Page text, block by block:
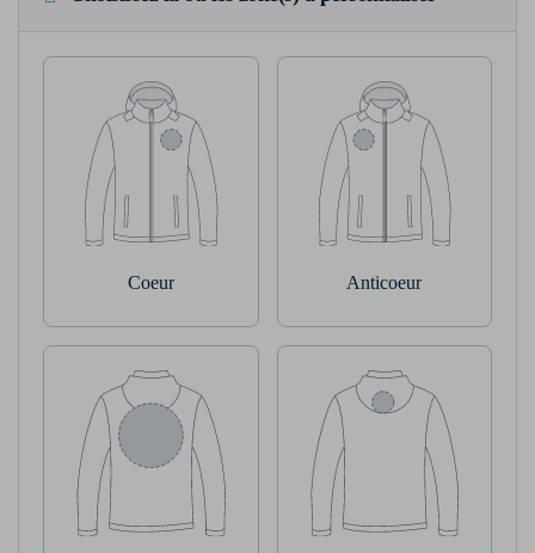
Coeur Anticoeur